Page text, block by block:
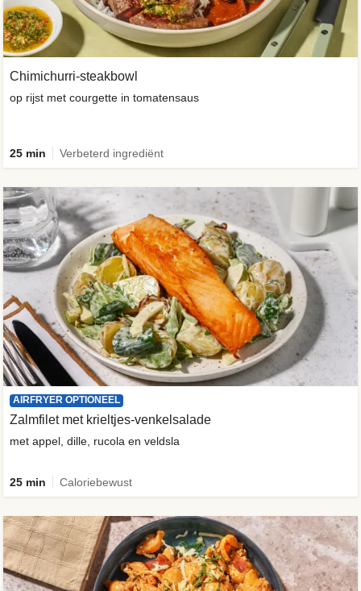
Chimichurri-steakbowl
op rijst met courgette in tomatensaus
25 min Verbeterd ingrediënt
AIRFRYER OPTIONEEL
Zalmfilet met krieltjes-venkelsalade
met appel, dille, rucola en veldsla
25 min Caloriebewust